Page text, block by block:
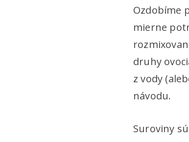
Ozdobíme
mierne
druhy
z vody
návodu.
Suroviny